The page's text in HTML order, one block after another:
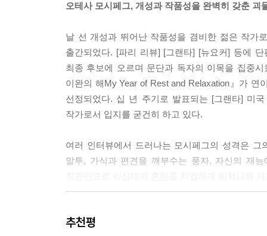
는 살인자의 매서운 얼굴이 비칠 때였다. 그럴 때
“사모님,” 그렇게 부르는 걸 듣고 그의 얼굴에 침
하도록 넘겨주기로 하셨습니다. 따님이 그 총을
그런 남자를 사귄 나는 바보였다. 남자 전반에 관
내가 생활해온 가정과 직장의 특성상, 남에게 복
지금 내가 살아가는 모습은 이렇다. 아름다운 곳
오테사 모시페그, 개성과 작품성을 완벽히 갖춘 괴
날 선 개성과 뛰어난 작품성을 겸비한 젊은 작가
출간되었다. [파리 리뷰] [그랜타] [뉴요커] 등에
최종 후보에 오르며 문단과 독자의 이목을 집중
이완의 해My Year of Rest and Relaxation』가 연
선정되었다. 십 년 주기로 발표되는 [그랜타] 미
작가로서 입지를 굳건히 하고 있다.
여러 인터뷰에서 드러나는 모시페그의 성격은
말투, 가식과 편견을 깨부수는 풍자, 자신의 재
“멍청이들”에게도 가능하다면 자기라고 못할
추천평